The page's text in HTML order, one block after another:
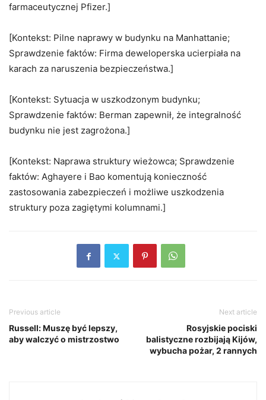
farmaceutycznej Pfizer.]
[Kontekst: Pilne naprawy w budynku na Manhattanie;
Sprawdzenie faktów: Firma deweloperska ucierpiała na
karach za naruszenia bezpieczeństwa.]
[Kontekst: Sytuacja w uszkodzonym budynku;
Sprawdzenie faktów: Berman zapewnił, że integralność
budynku nie jest zagrożona.]
[Kontekst: Naprawa struktury wieżowca; Sprawdzenie
faktów: Aghayere i Bao komentują konieczność
zastosowania zabezpieczeń i możliwe uszkodzenia
struktury poza zagiętymi kolumnami.]
Previous article
Russell: Muszę być lepszy,
aby walczyć o mistrzostwo
Next article
Rosyjskie pociski
balistyczne rozbijają Kijów,
wybucha pożar, 2 rannych